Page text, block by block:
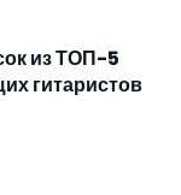
из ТОП-5
гитаристов